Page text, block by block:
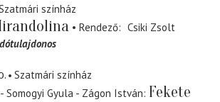
színház
Rendező
Csiki Zsolt
Szatmári színház
Somogyi Gyula - Zágon István Fekete